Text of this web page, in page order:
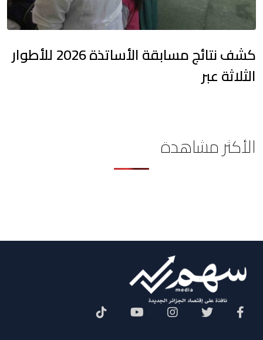
كشف نتائج مسابقة الأساتذة 2026 للأطوار
الثلاثة عبر
الأكثر مشاهدة